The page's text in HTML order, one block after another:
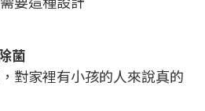
菌
對家裡有小孩的人來說真的